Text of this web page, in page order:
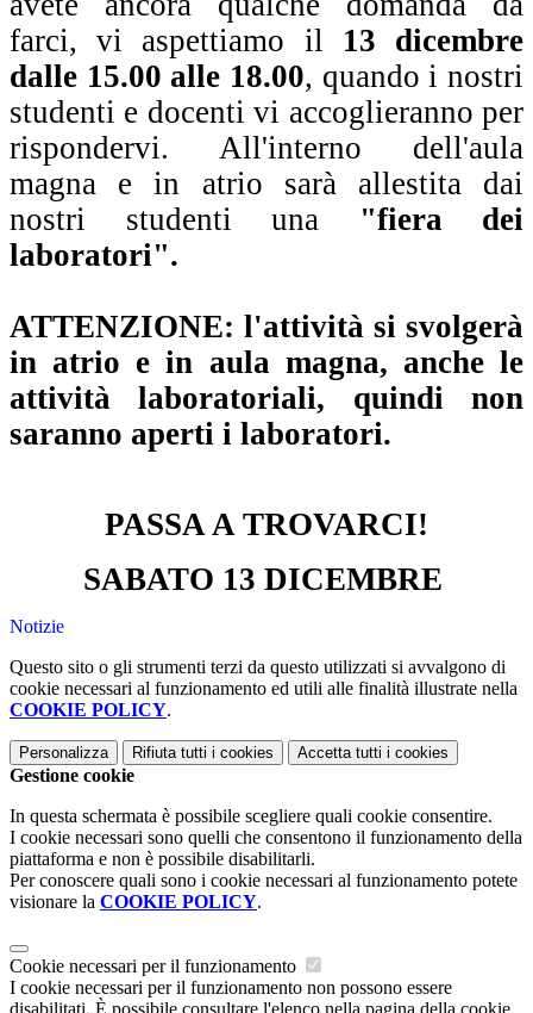
farci, vi aspettiamo il 13 dicembre
dalle 15.00 alle 18.00, quando i nostri
studenti e docenti vi accoglieranno per
rispondervi. All'interno dell'aula
magna e in atrio sarà allestita dai
nostri studenti una
"fiera dei
laboratori".
ATTENZIONE: l'attività si svolgerà
in atrio e in aula magna, anche le
attività laboratoriali, quindi non
saranno aperti i laboratori.
PASSA A TROVARCI!
SABATO 13 DICEMBRE
Notizie
Questo sito o gli strumenti terzi da questo utilizzati si avvalgono di
cookie necessari al funzionamento ed utili alle finalità illustrate nella
COOKIE POLICY.
Personalizza Rifiuta tutti i cookies Accetta tutti i cookies
Gestione cookie
In questa schermata è possibile scegliere quali cookie consentire.
I cookie necessari sono quelli che consentono il funzionamento della
piattaforma e non è possibile disabilitarli.
Per conoscere quali sono i cookie necessari al funzionamento potete
visionare la COOKIE POLICY.
Cookie necessari per il funzionamento
I cookie necessari per il funzionamento non possono essere